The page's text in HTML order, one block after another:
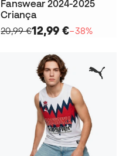
Fanswear 2024-2025
Criança
20,99 €12,99 €−38%